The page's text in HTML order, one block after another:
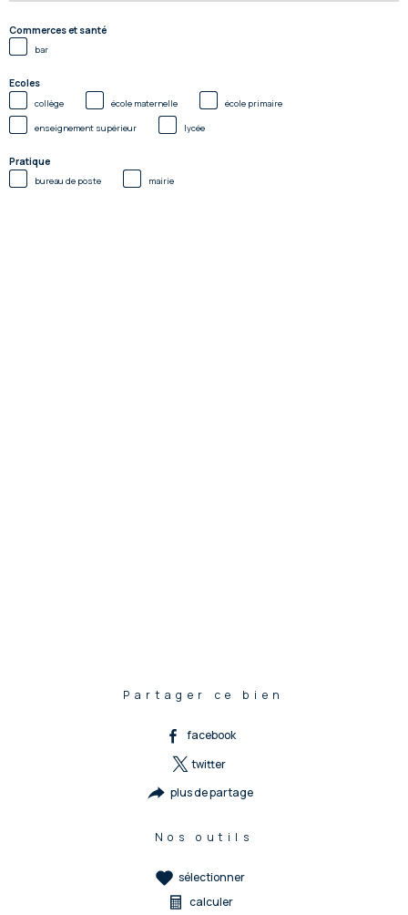
Commerces et santé
bar
Ecoles
collège école maternelle école primaire
enseignement supérieur lycée
Pratique
bureau de poste mairie
Partager ce bien
facebook
twitter
plus de partage
Nos outils
sélectionner
calculer